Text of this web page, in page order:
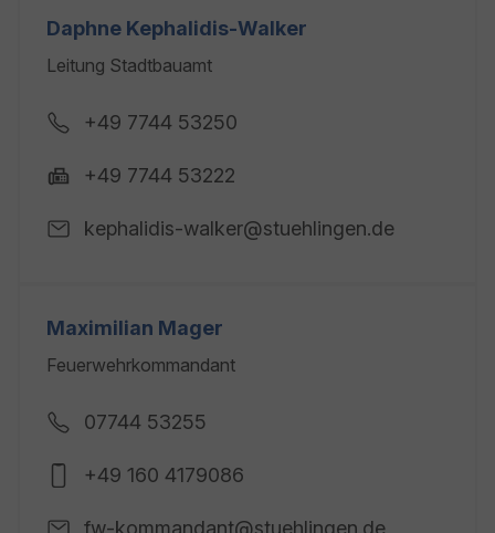
Daphne Kephalidis-Walker
Leitung Stadtbauamt
+49 7744 53250
+49 7744 53222
kephalidis-walker@stuehlingen.de
Maximilian Mager
Feuerwehrkommandant
07744 53255
+49 160 4179086
fw-kommandant@stuehlingen.de